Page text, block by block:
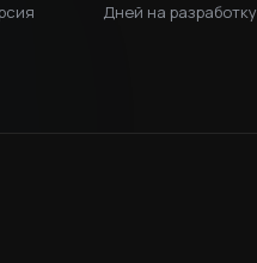
Дней на разработку